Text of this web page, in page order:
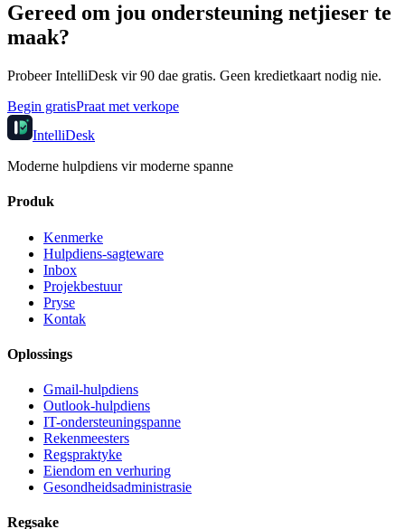
Gereed om jou ondersteuning netjieser te
maak?
Probeer IntelliDesk vir 90 dae gratis. Geen kredietkaart nodig nie.
Begin gratisPraat met verkope
IntelliDesk
Moderne hulpdiens vir moderne spanne
Produk
Kenmerke
Hulpdiens-sagteware
Inbox
Projekbestuur
Pryse
Kontak
Oplossings
Gmail-hulpdiens
Outlook-hulpdiens
IT-ondersteuningspanne
Rekenmeesters
Regspraktyke
Eiendom en verhuring
Gesondheidsadministrasie
Regsake